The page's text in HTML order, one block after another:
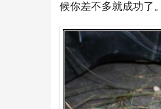
候你差不多就成功了。